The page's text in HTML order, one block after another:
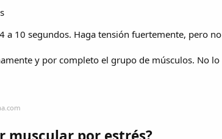
a 10 segundos. Haga tensión fuertemente, pero no
y por completo el grupo de músculos. No lo